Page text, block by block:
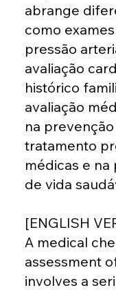
abrange
como
pressão
avaliação
histórico
avaliação
na
tratamento
médicas e
de vida
[ENGLISH
A medical
assessment
involves a